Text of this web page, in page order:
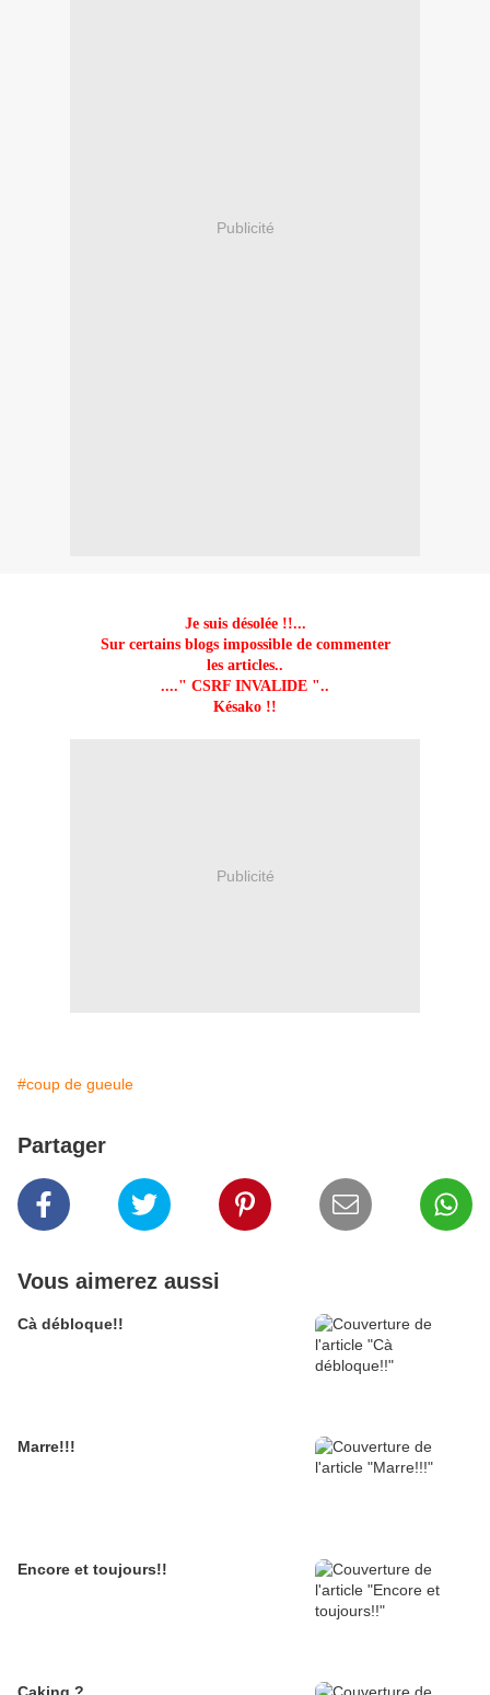
Publicité
Je suis désolée !!...
Sur certains blogs impossible de commenter
les articles..
...." CSRF INVALIDE "..
Késako !!
Publicité
#coup de gueule
Partager
Vous aimerez aussi
Cà débloque!!
Marre!!!
Encore et toujours!!